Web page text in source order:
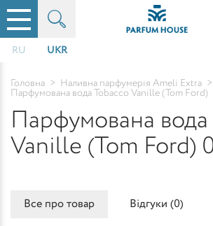
RU UKR
Головна > Наливна парфумерія Ameli Extra >
Парфумована вода Tobacco Vanille (Tom Ford)
Парфумована вода
Vanille (Tom Ford)
Все про товар Відгуки (0)